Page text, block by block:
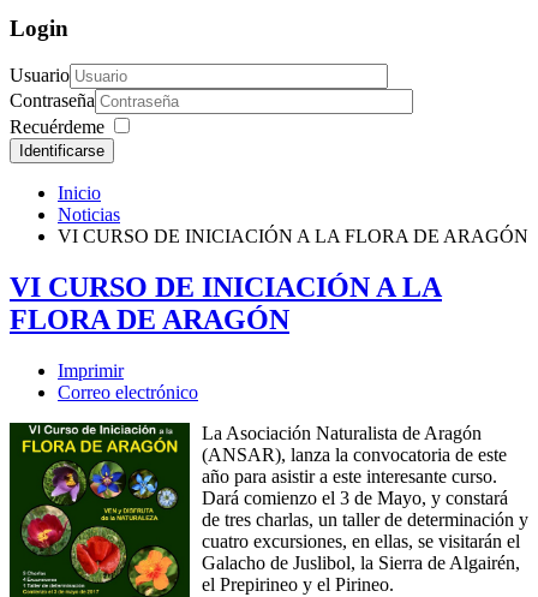
Login
Usuario
Contraseña
Recuérdeme
Identificarse
Inicio
Noticias
VI CURSO DE INICIACIÓN A LA FLORA DE ARAGÓN
VI CURSO DE INICIACIÓN A LA
FLORA DE ARAGÓN
Imprimir
Correo electrónico
La Asociación Naturalista de Aragón
(ANSAR), lanza la convocatoria de este
año para asistir a este interesante curso.
Dará comienzo el 3 de Mayo, y constará
de tres charlas, un taller de determinación y
cuatro excursiones, en ellas, se visitarán el
Galacho de Juslibol, la Sierra de Algairén,
el Prepirineo y el Pirineo.